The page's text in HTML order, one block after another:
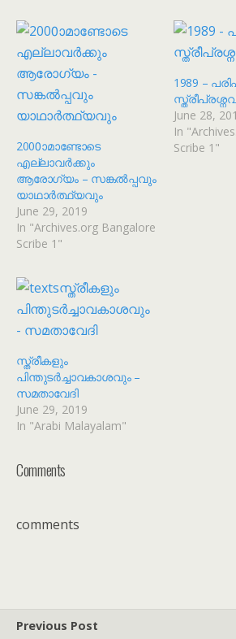
2000ാമാണ്ടോടെ
എല്ലാവർക്കും
ആരോഗ്യം – സങ്കൽപ്പവും
യാഥാർത്ഥ്യവും
June 29, 2019
In "Archives.org Bangalore
Scribe 1"
1989 –
June 28,
In
Scribe 1"
സ്ത്രീകളും
പിന്തുടർച്ചാവകാശവും –
സമതാവേദി
June 29, 2019
In "Arabi Malayalam"
Comments
comments
Previous Post